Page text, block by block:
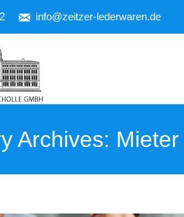
info@zeitzer-lederwaren.de
Archives: Mieter